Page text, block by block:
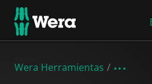
Wera Herramientas